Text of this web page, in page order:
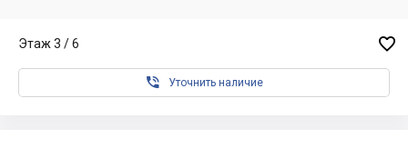
Этаж 3 / 6 
 Уточнить наличие